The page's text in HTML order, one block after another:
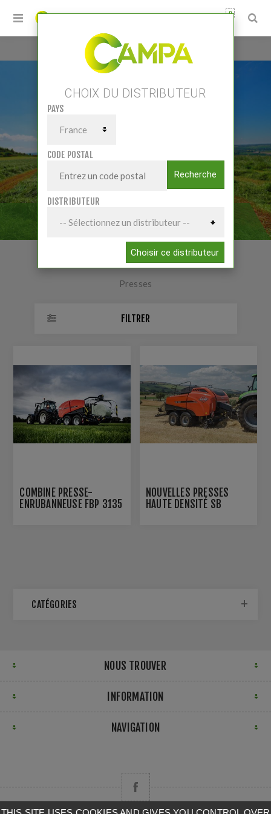
0
Matériels Fenaison /
PRESSES
Presses
FILTRER
COMBINÉ PRESSE-
ENRUBANNEUSE FBP 3135
NOUVELLES PRESSES
HAUTE DENSITÉ SB
CATÉGORIES
NOUS TROUVER
INFORMATION
NAVIGATION
CHOIX DU DISTRIBUTEUR
PAYS
CODE POSTAL
Recherche
DISTRIBUTEUR
Choisir ce distributeur